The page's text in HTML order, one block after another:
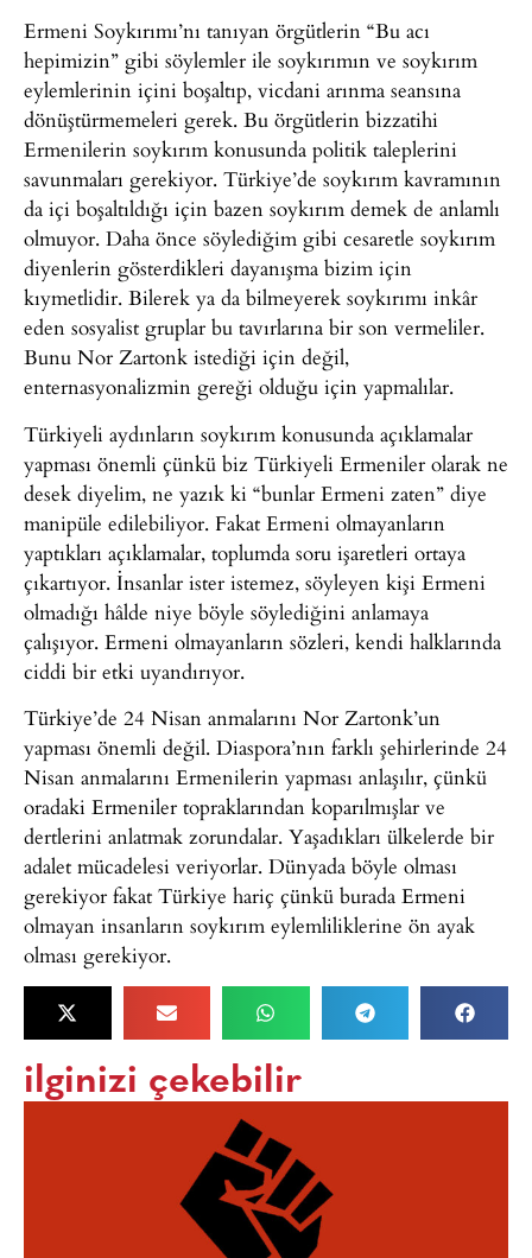
Ermeni Soykırımı’nı tanıyan örgütlerin “Bu acı
hepimizin” gibi söylemler ile soykırımın ve soykırım
eylemlerinin içini boşaltıp, vicdani arınma seansına
dönüştürmemeleri gerek. Bu örgütlerin bizzatihi
Ermenilerin soykırım konusunda politik taleplerini
savunmaları gerekiyor. Türkiye’de soykırım kavramının
da içi boşaltıldığı için bazen soykırım demek de anlamlı
olmuyor. Daha önce söylediğim gibi cesaretle soykırım
diyenlerin gösterdikleri dayanışma bizim için
kıymetlidir. Bilerek ya da bilmeyerek soykırımı inkâr
eden sosyalist gruplar bu tavırlarına bir son vermeliler.
Bunu Nor Zartonk istediği için değil,
enternasyonalizmin gereği olduğu için yapmalılar.
Türkiyeli aydınların soykırım konusunda açıklamalar
yapması önemli çünkü biz Türkiyeli Ermeniler olarak ne
desek diyelim, ne yazık ki “bunlar Ermeni zaten” diye
manipüle edilebiliyor. Fakat Ermeni olmayanların
yaptıkları açıklamalar, toplumda soru işaretleri ortaya
çıkartıyor. İnsanlar ister istemez, söyleyen kişi Ermeni
olmadığı hâlde niye böyle söylediğini anlamaya
çalışıyor. Ermeni olmayanların sözleri, kendi halklarında
ciddi bir etki uyandırıyor.
Türkiye’de 24 Nisan anmalarını Nor Zartonk’un
yapması önemli değil. Diaspora’nın farklı şehirlerinde 24
Nisan anmalarını Ermenilerin yapması anlaşılır, çünkü
oradaki Ermeniler topraklarından koparılmışlar ve
dertlerini anlatmak zorundalar. Yaşadıkları ülkelerde bir
adalet mücadelesi veriyorlar. Dünyada böyle olması
gerekiyor fakat Türkiye hariç çünkü burada Ermeni
olmayan insanların soykırım eylemliliklerine ön ayak
olması gerekiyor.
ilginizi çekebilir